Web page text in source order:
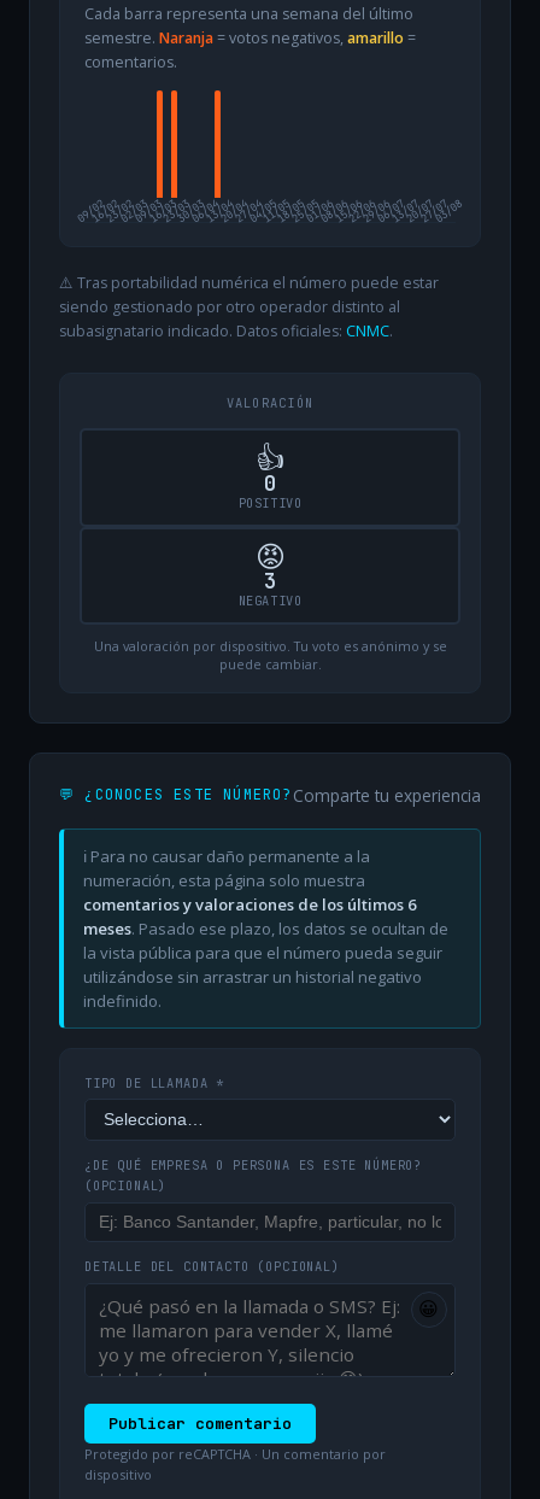
Cada barra representa una semana del último
semestre. Naranja= votos negativos, amarillo =
comentarios.
09/02
16/0223/0202/0309/0316/0323/0330/0306/0413/0420/0427/0404/0511/0518/0525/0501/0608/0615/0622/0629/0606/0713/0720/0727/07
03/08
⚠️ Tras portabilidad numérica el número puede estar
siendo gestionado por otro operador distinto al
subasignatario indicado. Datos oficiales: CNMC.
VALORACIÓN
👍
0
POSITIVO
😡
3
NEGATIVO
Una valoración por dispositivo. Tu voto es anónimo y se
puede cambiar.
💬 ¿CONOCES ESTE NÚMERO? Comparte tu experiencia
ℹ️ Para no causar daño permanente a la
numeración, esta página solo muestra
comentarios y valoraciones de los últimos 6
meses. Pasado ese plazo, los datos se ocultan de
la vista pública para que el número pueda seguir
utilizándose sin arrastrar un historial negativo
indefinido.
TIPO DE LLAMADA *
¿DE QUÉ EMPRESA O PERSONA ES ESTE NÚMERO?
(OPCIONAL)
DETALLE DEL CONTACTO (OPCIONAL)
😀
Publicar comentario
Protegido por reCAPTCHA · Un comentario por
dispositivo